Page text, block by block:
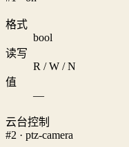
格式
bool
读写
R / W / N
值
—
云台控制
#2 · ptz-camera